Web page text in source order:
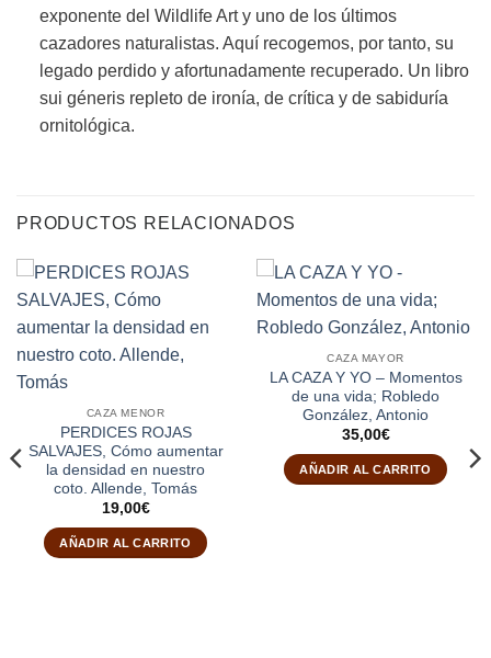
exponente del Wildlife Art y uno de los últimos
cazadores naturalistas. Aquí recogemos, por tanto, su
legado perdido y afortunadamente recuperado. Un libro
sui géneris repleto de ironía, de crítica y de sabiduría
ornitológica.
PRODUCTOS RELACIONADOS
CAZA MENOR
PERDICES ROJAS
SALVAJES, Cómo aumentar
la densidad en nuestro
coto. Allende, Tomás
19,00€
AÑADIR AL CARRITO
CAZA MAYOR
LA CAZA Y YO – Momentos
de una vida; Robledo
González, Antonio
35,00€
AÑADIR AL CARRITO